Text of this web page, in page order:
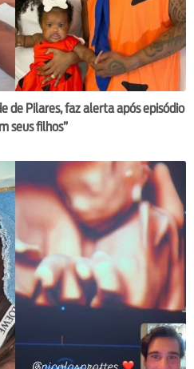
de Pilares, faz alerta após episódio
seus filhos”